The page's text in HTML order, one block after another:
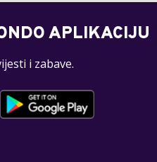
APLIKACIJU
i zabave.